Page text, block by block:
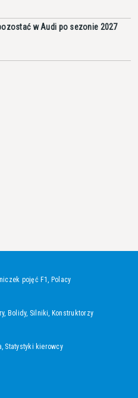
w Audi po sezonie 2027
pojęć F1, Polacy
, Bolidy, Silniki, Konstruktorzy
, Statystyki kierowcy